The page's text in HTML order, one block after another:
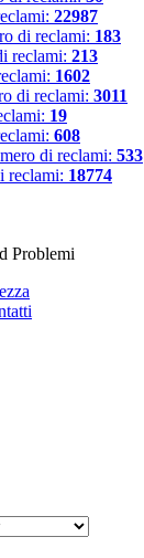
22987
di reclami: 183
reclami: 213
1602
di reclami: 3011
19
608
di reclami: 533
reclami: 18774
Problemi